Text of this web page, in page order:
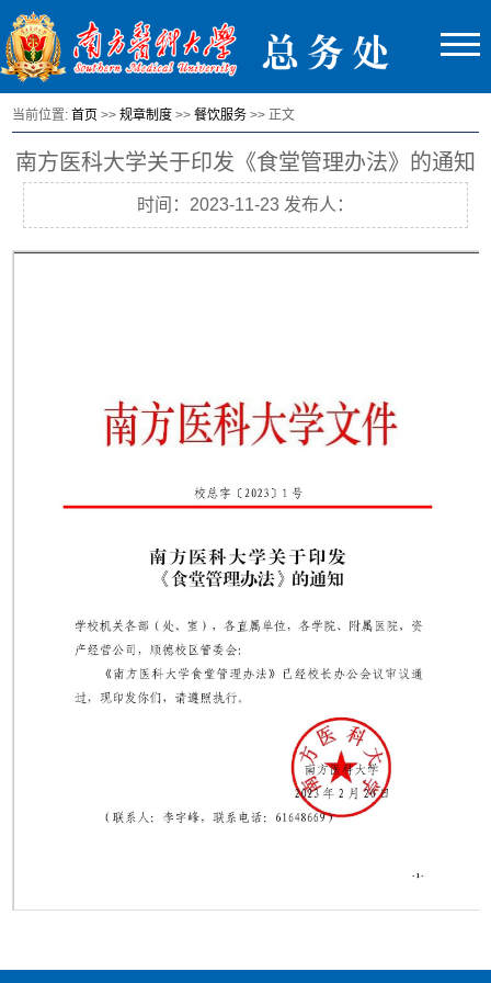
当前位置:首页 >>规章制度 >>餐饮服务 >> 正文
南方医科大学关于印发《食堂管理办法》的通知
时间：2023-11-23 发布人：